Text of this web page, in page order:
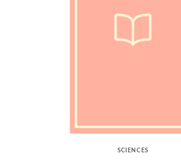
SCIENCES